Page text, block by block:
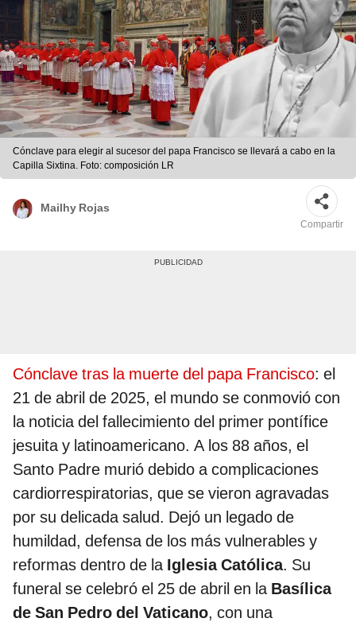
Cónclave para elegir al sucesor del papa Francisco se llevará a cabo en la
Capilla Sixtina. Foto: composición LR
Mailhy Rojas
Compartir
Cónclave tras la muerte del papa Francisco: el
21 de abril de 2025, el mundo se conmovió con
la noticia del fallecimiento del primer pontífice
jesuita y latinoamericano. A los 88 años, el
Santo Padre murió debido a complicaciones
cardiorrespiratorias, que se vieron agravadas
por su delicada salud. Dejó un legado de
humildad, defensa de los más vulnerables y
reformas dentro de la Iglesia Católica. Su
funeral se celebró el 25 de abril en la Basílica
de San Pedro del Vaticano, con una